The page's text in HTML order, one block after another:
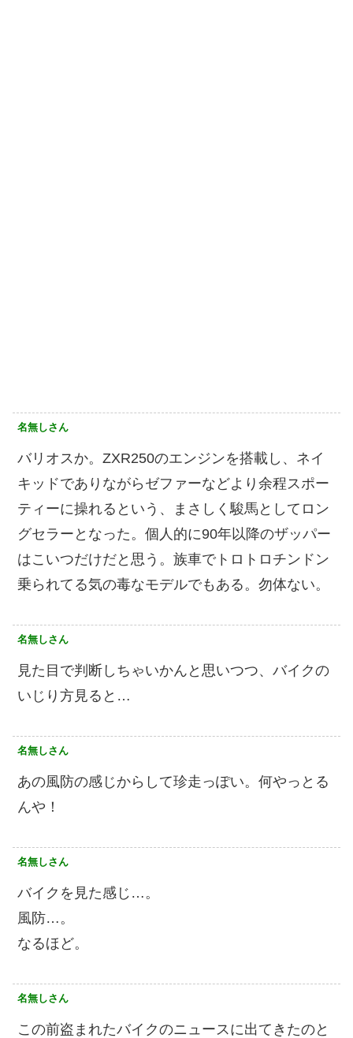
名無しさん
バリオスか。ZXR250のエンジンを搭載し、ネイ
キッドでありながらゼファーなどより余程スポー
ティーに操れるという、まさしく駿馬としてロン
グセラーとなった。個人的に90年以降のザッパー
はこいつだけだと思う。族車でトロトロチンドン
乗られてる気の毒なモデルでもある。勿体ない。
名無しさん
見た目で判断しちゃいかんと思いつつ、バイクの
いじり方見ると…
名無しさん
あの風防の感じからして珍走っぽい。何やっとる
んや！
名無しさん
バイクを見た感じ…。
風防…。
なるほど。
名無しさん
この前盗まれたバイクのニュースに出てきたのと